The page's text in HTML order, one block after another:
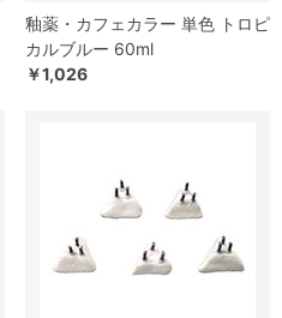
釉薬・カフェカラー 単色 トロピ
カルブルー 60ml
￥1,026